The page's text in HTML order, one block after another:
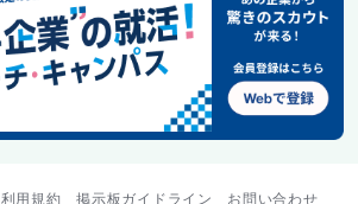
利用規約 掲示板ガイドライン お問い合わせ